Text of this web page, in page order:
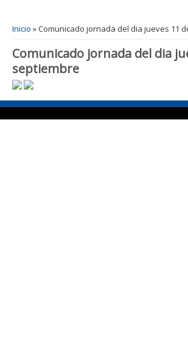
Inicio » Comunicado jornada del dia jueves 11
Comunicado jornada del dia
septiembre